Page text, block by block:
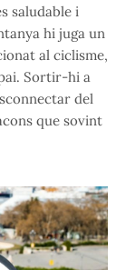
saludable i
hi juga un
al ciclisme,
Sortir-hi a
del
que sovint